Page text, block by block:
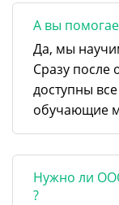
А вы
Да, мы
Сразу после
доступны
обучающие
Нужно ли
?